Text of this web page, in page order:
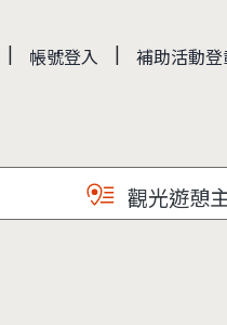
| 帳號登入 | 補助活動
觀光遊憩